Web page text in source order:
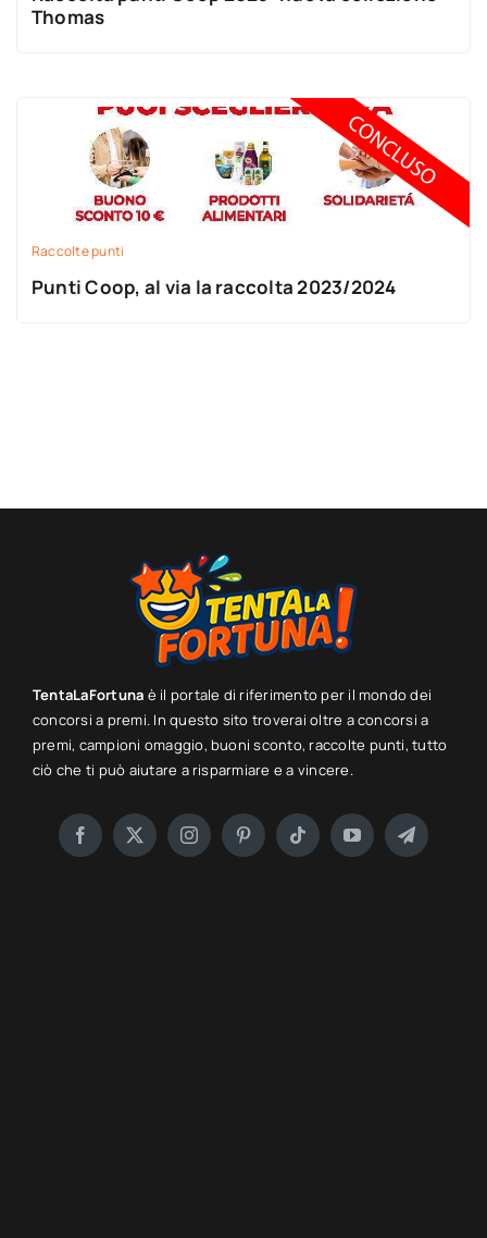
Thomas
Raccolte punti
Punti Coop, al via la raccolta 2023/2024
TentaLaFortuna è il portale di riferimento per il mondo dei
concorsi a premi. In questo sito troverai oltre a concorsi a
premi, campioni omaggio, buoni sconto, raccolte punti, tutto
ciò che ti può aiutare a risparmiare e a vincere.